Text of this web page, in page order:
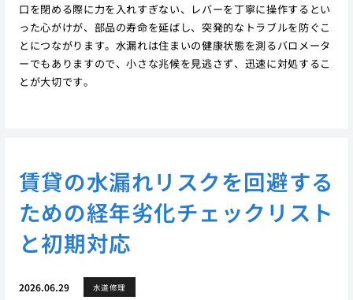
口を閉める際に力を入れすぎない、レバーを丁寧に操作するとい
った心がけが、部品の寿命を延ばし、突発的なトラブルを防ぐこ
とにつながります。水漏れは住まいの健康状態を測るバロメータ
ーでもありますので、小さな兆候を見逃さず、迅速に対処するこ
とが大切です。
賃貸の水漏れリスクを回避する
ための経年劣化チェックリスト
と初期対応
2026.06.29 水道修理